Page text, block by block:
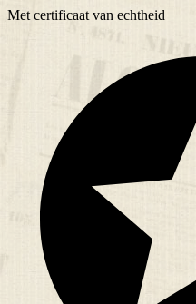
Met certificaat van echtheid